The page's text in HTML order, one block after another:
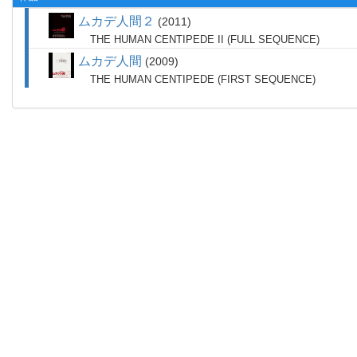
ムカデ人間２ 2011
THE HUMAN CENTIPEDE II (FULL SEQUENCE)
ムカデ人間 2009
THE HUMAN CENTIPEDE (FIRST SEQUENCE)